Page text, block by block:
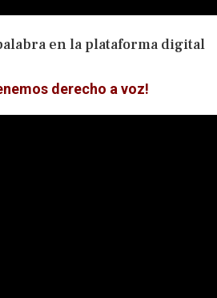
en la plataforma digital
derecho a voz!